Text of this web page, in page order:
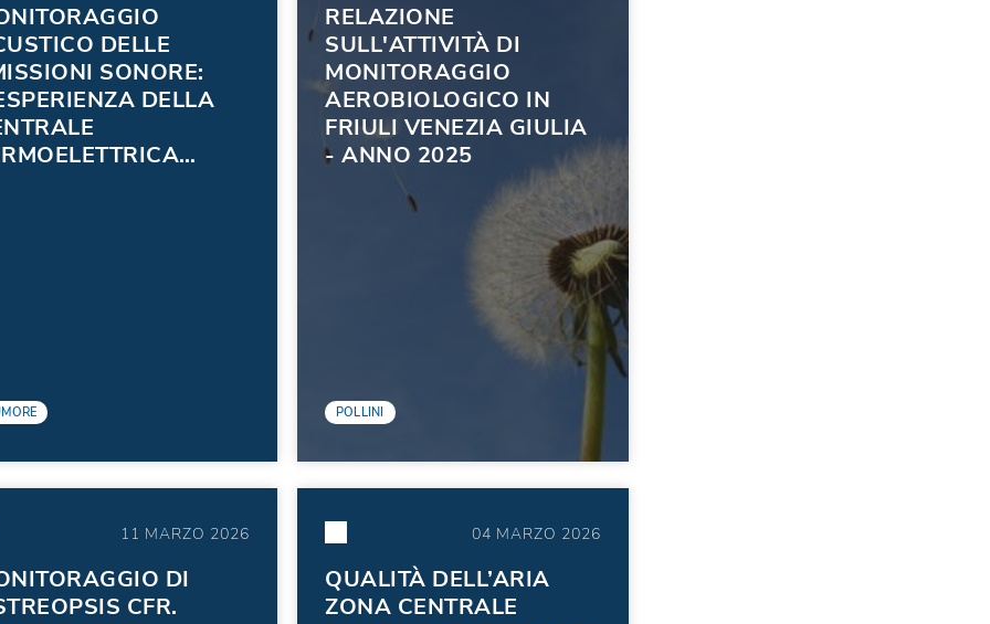
DELLE
SONORE:
DELLA
RELAZIONE
SULL'ATTIVITÀ DI
MONITORAGGIO
AEROBIOLOGICO IN
FRIULI VENEZIA GIULIA
- ANNO 2025
POLLINI
11 MARZO 2026
DI
CFR.
04 MARZO 2026
QUALITÀ DELL’ARIA
ZONA CENTRALE